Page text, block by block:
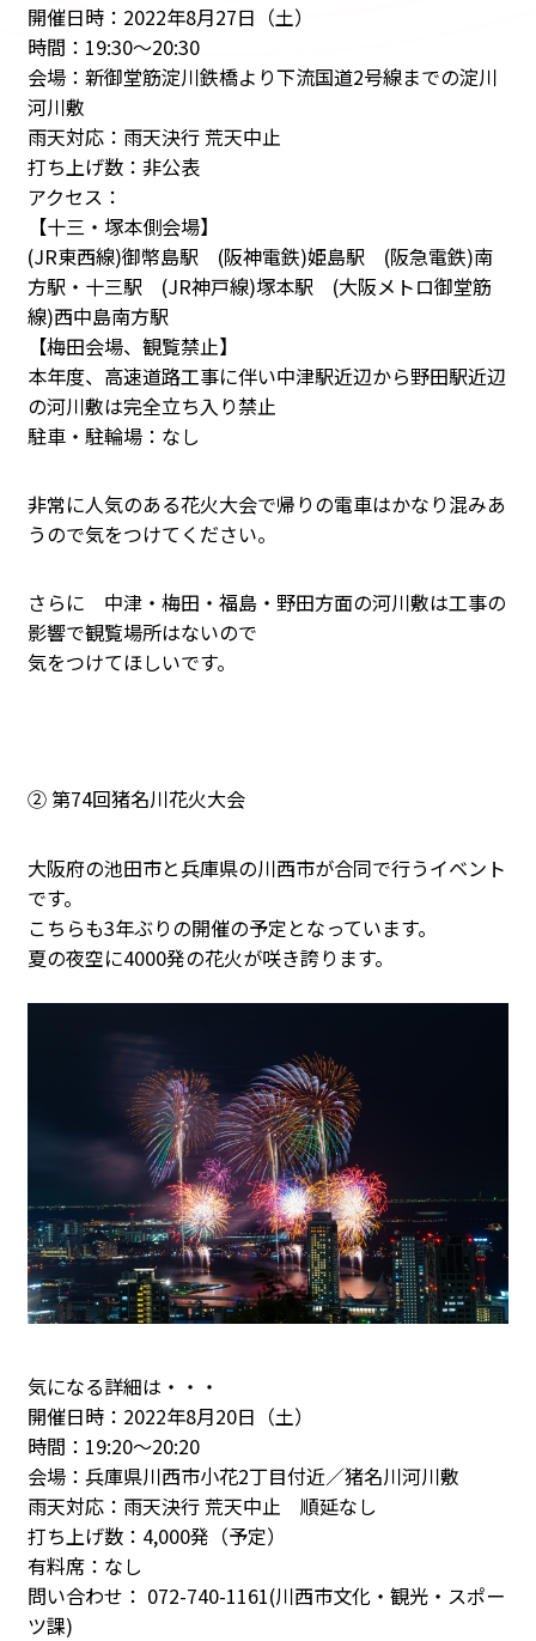
開催日時：2022年8月27日（土）
時間：19:30～20:30
会場：新御堂筋淀川鉄橋より下流国道2号線までの淀川
河川敷
雨天対応：雨天決行 荒天中止
打ち上げ数：非公表
アクセス：
【十三・塚本側会場】
(JR東西線)御幣島駅 (阪神電鉄)姫島駅 (阪急電鉄)南
方駅・十三駅 (JR神戸線)塚本駅 (大阪メトロ御堂筋
線)西中島南方駅
【梅田会場、観覧禁止】
本年度、高速道路工事に伴い中津駅近辺から野田駅近辺
の河川敷は完全立ち入り禁止
駐車・駐輪場：なし
非常に人気のある花火大会で帰りの電車はかなり混みあ
うので気をつけてください。
さらに 中津・梅田・福島・野田方面の河川敷は工事の
影響で観覧場所はないので
気をつけてほしいです。
② 第74回猪名川花火大会
大阪府の池田市と兵庫県の川西市が合同で行うイベント
です。
こちらも3年ぶりの開催の予定となっています。
夏の夜空に4000発の花火が咲き誇ります。
気になる詳細は・・・
開催日時：2022年8月20日（土）
時間：19:20～20:20
会場：兵庫県川西市小花2丁目付近／猪名川河川敷
雨天対応：雨天決行 荒天中止 順延なし
打ち上げ数：4,000発（予定）
有料席：なし
問い合わせ： 072-740-1161(川西市文化・観光・スポー
ツ課)